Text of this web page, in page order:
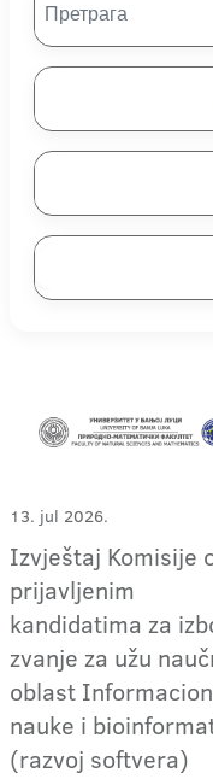
13. jul 2026.
Izvještaj Komisije
prijavljenim
kandidatima za
zvanje za užu
oblast
nauke i
(razvoj softvera)